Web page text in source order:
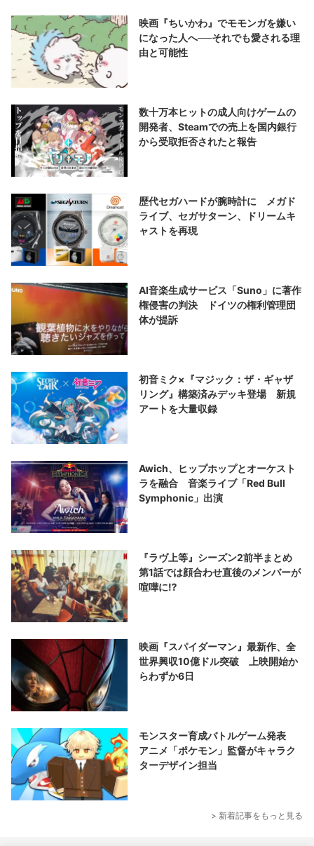
映画『ちいかわ』でモモンガを嫌い
になった人へ──それでも愛される理
由と可能性
数十万本ヒットの成人向けゲームの
開発者、Steamでの売上を国内銀行
から受取拒否されたと報告
歴代セガハードが腕時計に メガド
ライブ、セガサターン、ドリームキ
ャストを再現
AI音楽生成サービス「Suno」に著作
権侵害の判決 ドイツの権利管理団
体が提訴
初音ミク×『マジック：ザ・ギャザ
リング』構築済みデッキ登場 新規
アートを大量収録
Awich、ヒップホップとオーケスト
ラを融合 音楽ライブ「Red Bull
Symphonic」出演
『ラヴ上等』シーズン2前半まとめ
第1話では顔合わせ直後のメンバーが
喧嘩に⁉︎
映画『スパイダーマン』最新作、全
世界興収10億ドル突破 上映開始か
らわずか6日
モンスター育成バトルゲーム発表
アニメ「ポケモン」監督がキャラク
ターデザイン担当
> 新着記事をもっと見る